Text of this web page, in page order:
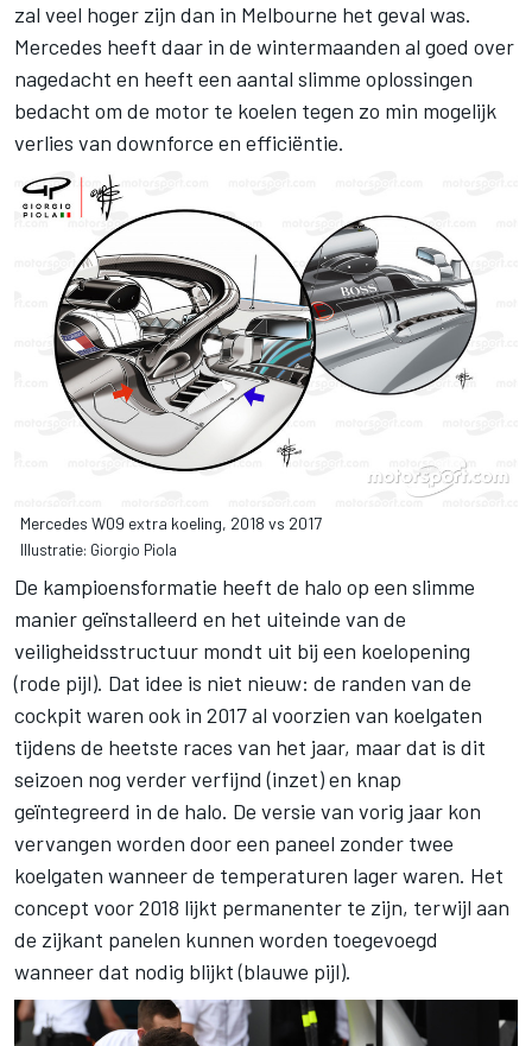
zal veel hoger zijn dan in Melbourne het geval was.
Mercedes heeft daar in de wintermaanden al goed over
nagedacht en heeft een aantal slimme oplossingen
bedacht om de motor te koelen tegen zo min mogelijk
verlies van downforce en efficiëntie.
Mercedes W09 extra koeling, 2018 vs 2017
Illustratie: Giorgio Piola
De kampioensformatie heeft de halo op een slimme
manier geïnstalleerd en het uiteinde van de
veiligheidsstructuur mondt uit bij een koelopening
(rode pijl). Dat idee is niet nieuw: de randen van de
cockpit waren ook in 2017 al voorzien van koelgaten
tijdens de heetste races van het jaar, maar dat is dit
seizoen nog verder verfijnd (inzet) en knap
geïntegreerd in de halo. De versie van vorig jaar kon
vervangen worden door een paneel zonder twee
koelgaten wanneer de temperaturen lager waren. Het
concept voor 2018 lijkt permanenter te zijn, terwijl aan
de zijkant panelen kunnen worden toegevoegd
wanneer dat nodig blijkt (blauwe pijl).